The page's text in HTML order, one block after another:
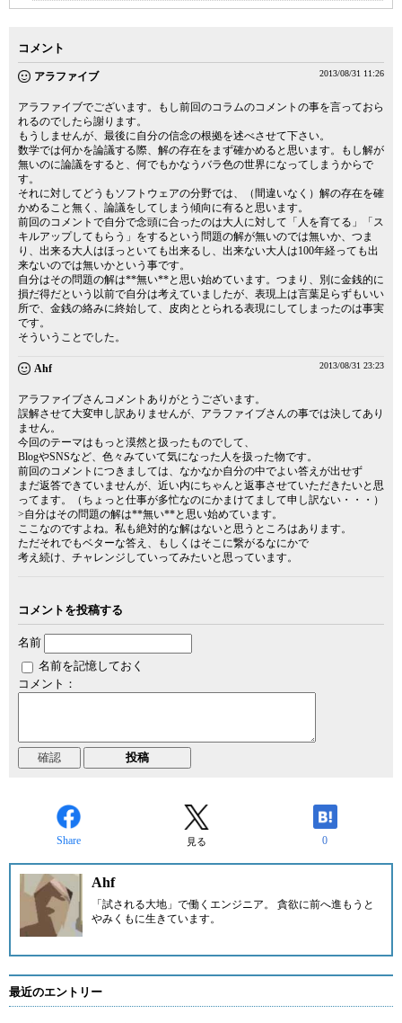
コメント
アラファイブ 2013/08/31 11:26
アラファイブでございます。もし前回のコラムのコメントの事を言っておら
れるのでしたら謝ります。
もうしませんが、最後に自分の信念の根拠を述べさせて下さい。
数学では何かを論議する際、解の存在をまず確かめると思います。もし解が
無いのに論議をすると、何でもかなうバラ色の世界になってしまうからで
す。
それに対してどうもソフトウェアの分野では、（間違いなく）解の存在を確
かめること無く、論議をしてしまう傾向に有ると思います。
前回のコメントで自分で念頭に合ったのは大人に対して「人を育てる」「ス
キルアップしてもらう」をするという問題の解が無いのでは無いか、つま
り、出来る大人はほっといても出来るし、出来ない大人は100年経っても出
来ないのでは無いかという事です。
自分はその問題の解は**無い**と思い始めています。つまり、別に金銭的に
損だ得だという以前で自分は考えていましたが、表現上は言葉足らずもいい
所で、金銭の絡みに終始して、皮肉ととられる表現にしてしまったのは事実
です。
そういうことでした。
Ahf 2013/08/31 23:23
アラファイブさんコメントありがとうございます。
誤解させて大変申し訳ありませんが、アラファイブさんの事では決してあり
ません。
今回のテーマはもっと漠然と扱ったものでして、
BlogやSNSなど、色々みていて気になった人を扱った物です。
前回のコメントにつきましては、なかなか自分の中でよい答えが出せず
まだ返答できていませんが、近い内にちゃんと返事させていただきたいと思
ってます。（ちょっと仕事が多忙なのにかまけてまして申し訳ない・・・）
>自分はその問題の解は**無い**と思い始めています。
ここなのですよね。私も絶対的な解はないと思うところはあります。
ただそれでもベターな答え、もしくはそこに繋がるなにかで
考え続け、チャレンジしていってみたいと思っています。
コメントを投稿する
名前
名前を記憶しておく
コメント：
Share 見る 0
Ahf
「試される大地」で働くエンジニア。 貪欲に前へ進もうと
やみくもに生きています。
最近のエントリー